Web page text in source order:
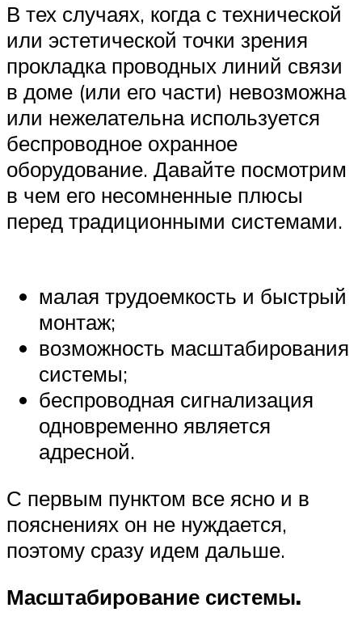
В тех случаях, когда с технической
или эстетической точки зрения
прокладка проводных линий связи
в доме (или его части) невозможна
или нежелательна используется
беспроводное охранное
оборудование. Давайте посмотрим
в чем его несомненные плюсы
перед традиционными системами.
малая трудоемкость и быстрый
монтаж;
возможность масштабирования
системы;
беспроводная сигнализация
одновременно является
адресной.
С первым пунктом все ясно и в
пояснениях он не нуждается,
поэтому сразу идем дальше.
Масштабирование системы.